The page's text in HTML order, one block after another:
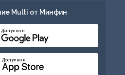
Multi от Минфин
Доступно в
Доступно в